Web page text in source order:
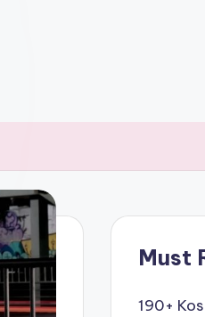
Must
190+